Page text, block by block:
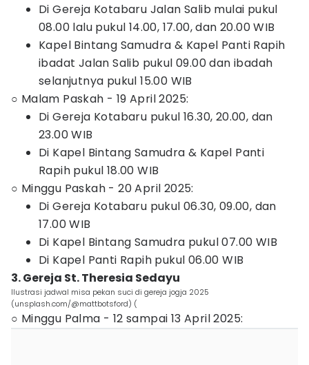
Di Gereja Kotabaru Jalan Salib mulai pukul
08.00 lalu pukul 14.00, 17.00, dan 20.00 WIB
Kapel Bintang Samudra & Kapel Panti Rapih
ibadat Jalan Salib pukul 09.00 dan ibadah
selanjutnya pukul 15.00 WIB
○ Malam Paskah - 19 April 2025:
Di Gereja Kotabaru pukul 16.30, 20.00, dan
23.00 WIB
Di Kapel Bintang Samudra & Kapel Panti
Rapih pukul 18.00 WIB
○ Minggu Paskah - 20 April 2025:
Di Gereja Kotabaru pukul 06.30, 09.00, dan
17.00 WIB
Di Kapel Bintang Samudra pukul 07.00 WIB
Di Kapel Panti Rapih pukul 06.00 WIB
3. Gereja St. Theresia Sedayu
Ilustrasi jadwal misa pekan suci di gereja jogja 2025
(unsplash.com/@mattbotsford) (
○ Minggu Palma - 12 sampai 13 April 2025: